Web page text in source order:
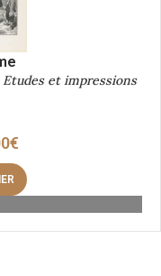
Etudes et impressions
€